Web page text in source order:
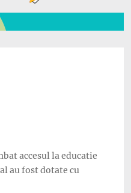
accesul la educatie
au fost dotate cu